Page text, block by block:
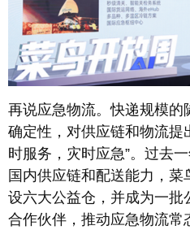
再说应急物流。快递规模的
确定性，对供应链和物流提
时服务，灾时应急”。过去
国内供应链和配送能力，
设六大公益仓，并成为一批
合作伙伴，推动应急物流常